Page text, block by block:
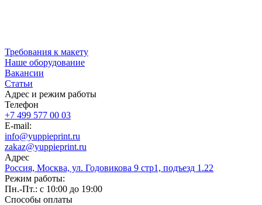
Требования к макету
Наше оборудование
Вакансии
Статьи
Адрес и режим работы
Телефон
+7 499 577 00 03
E-mail:
info@yuppieprint.ru
zakaz@yuppieprint.ru
Адрес
Россия, Москва, ул. Годовикова 9 стр1, подъезд 1.22
Режим работы:
Пн.-Пт.: с 10:00 до 19:00
Способы оплаты